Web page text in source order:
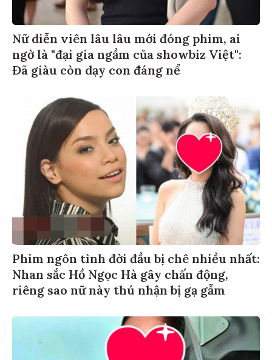
Nữ diễn viên lâu lâu mới đóng phim, ai
ngờ là "đại gia ngầm của showbiz Việt":
Đã giàu còn dạy con đáng nể
Phim ngôn tình đời đầu bị chê nhiều nhất:
Nhan sắc Hồ Ngọc Hà gây chấn động,
riêng sao nữ này thú nhận bị gạ gẫm